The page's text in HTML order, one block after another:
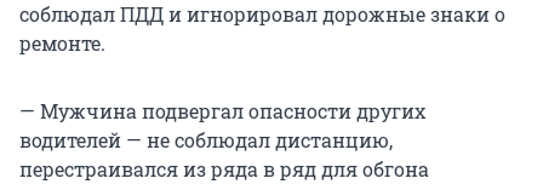
соблюдал ПДД и игнорировал дорожные знаки о
ремонте.
— Мужчина подвергал опасности других
водителей — не соблюдал дистанцию,
перестраивался из ряда в ряд для обгона